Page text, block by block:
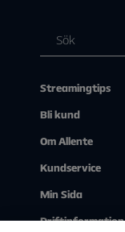
Streamingtips
Bli kund
Om Allente
Kundservice
Min Sida
Driftinformation